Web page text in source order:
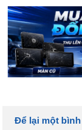
Để lại một